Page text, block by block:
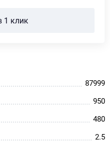
1 клик
87999
950
480
2.5